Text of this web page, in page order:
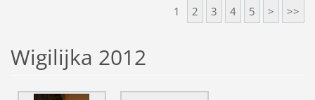
1 2 3 4 5 > >>
Wigilijka 2012